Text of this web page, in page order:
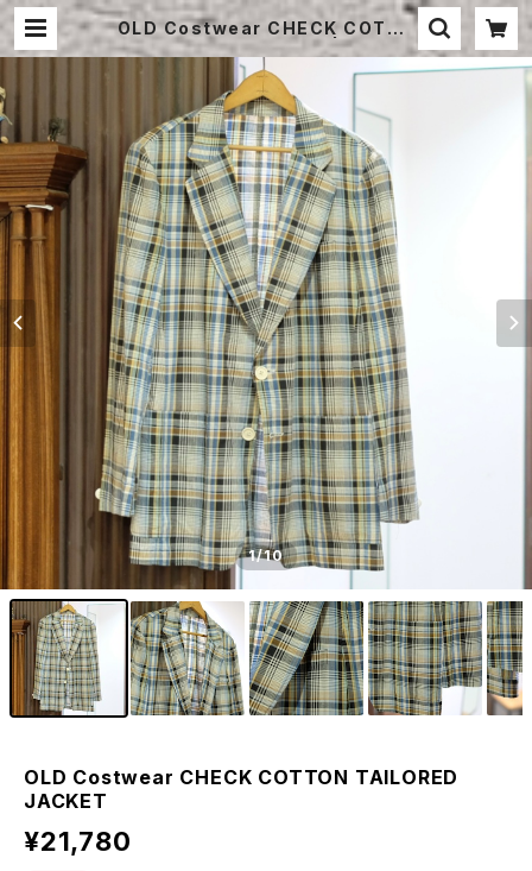
OLD Costwear CHECK COTTO
N TAILORED JACKET | STRAY
SHEEP ONLINE
1/10
OLD Costwear CHECK COTTON TAILORED
JACKET
¥21,780